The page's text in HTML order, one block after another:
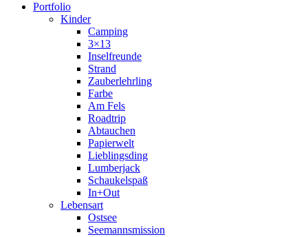
Portfolio
Kinder
Camping
3×13
Inselfreunde
Strand
Zauberlehrling
Farbe
Am Fels
Roadtrip
Abtauchen
Papierwelt
Lieblingsding
Lumberjack
Schaukelspaß
In+Out
Lebensart
Ostsee
Seemannsmission